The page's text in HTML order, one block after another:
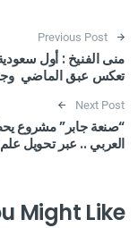
Post navigation
Previous Post
منى الفنيخ : أول
تعكس عبق الماضي
Next Post
“صنعة جابر” مشروع
العربي .. عبر تحويل علم
Might Like